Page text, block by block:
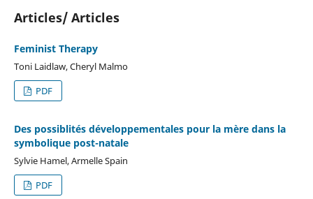
Articles/ Articles
Feminist Therapy
Toni Laidlaw, Cheryl Malmo
PDF
Des possiblités développementales pour la mère dans la
symbolique post-natale
Sylvie Hamel, Armelle Spain
PDF